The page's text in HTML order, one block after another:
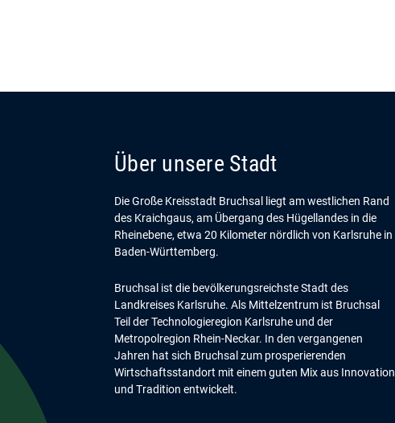
Über unsere Stadt
Die Große Kreisstadt Bruchsal liegt am westlichen Rand
des Kraichgaus, am Übergang des Hügellandes in die
Rheinebene, etwa 20 Kilometer nördlich von Karlsruhe in
Baden-Württemberg.
Bruchsal ist die bevölkerungsreichste Stadt des
Landkreises Karlsruhe. Als Mittelzentrum ist Bruchsal
Teil der Technologieregion Karlsruhe und der
Metropolregion Rhein-Neckar. In den vergangenen
Jahren hat sich Bruchsal zum prosperierenden
Wirtschaftsstandort mit einem guten Mix aus Innovation
und Tradition entwickelt.